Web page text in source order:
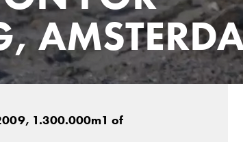
1.300.000m1 of